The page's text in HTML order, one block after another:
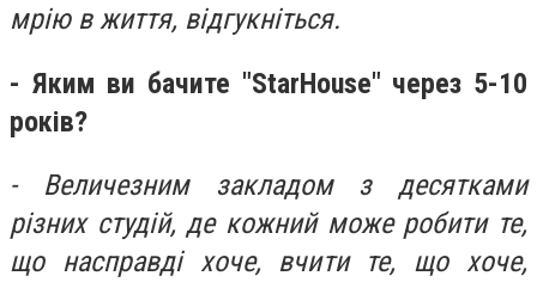
мрію в життя, відгукніться.
- Яким ви бачите "StarHouse" через 5-10
років?
- Величезним закладом з десятками
різних студій, де кожний може робити те,
що насправді хоче, вчити те, що хоче,